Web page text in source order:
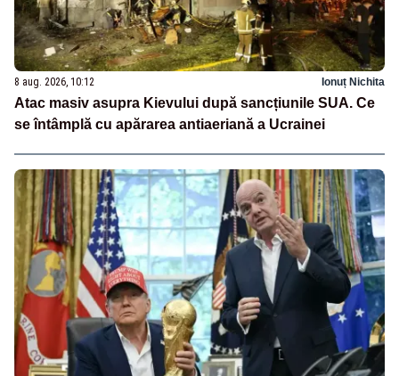
8 aug. 2026, 10:12 Ionuț Nichita
Atac masiv asupra Kievului după sancțiunile SUA. Ce
se întâmplă cu apărarea antiaeriană a Ucrainei